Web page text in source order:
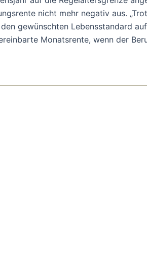
nicht mehr negativ aus.
gewünschten Lebensstandard
Monatsrente, wenn der